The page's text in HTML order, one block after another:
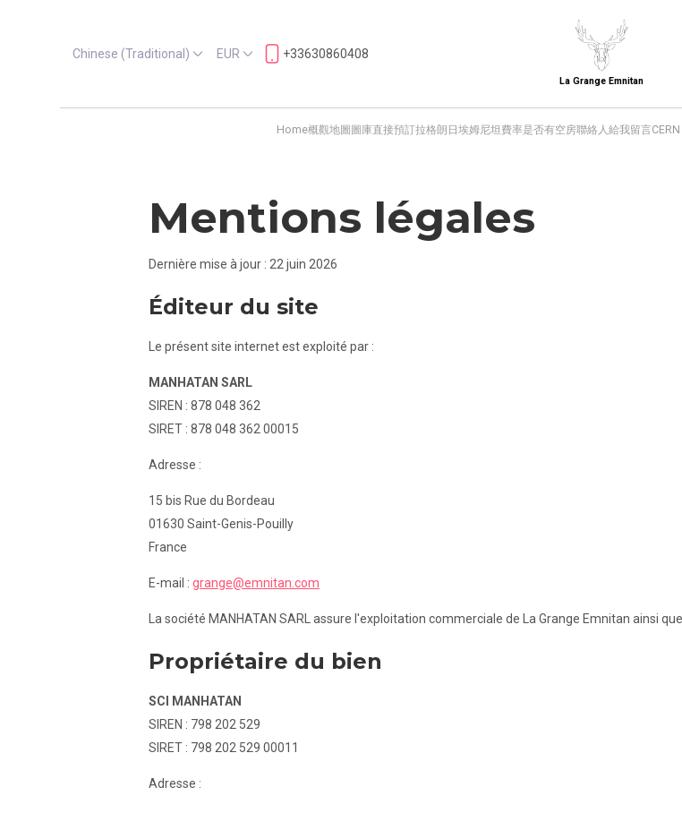
Chinese (Traditional) EUR +33630860408
La Grange Emnitan
Home概觀地圖 圖庫直接預訂拉格朗日埃姆尼坦 費率是否有空房聯絡人給我留言
Mentions légales
Dernière mise à jour : 22 juin 2026
Éditeur du site
Le présent site internet est exploité par :
MANHATAN SARL
SIREN : 878 048 362
SIRET : 878 048 362 00015
Adresse :
15 bis Rue du Bordeau
01630 Saint-Genis-Pouilly
France
E-mail : grange@emnitan.com
La société MANHATAN SARL assure l'exploitation commerciale de La Grange Emnitan ainsi
Propriétaire du bien
SCI MANHATAN
SIREN : 798 202 529
SIRET : 798 202 529 00011
Adresse :